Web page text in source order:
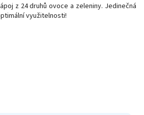
z 24 druhů ovoce a zeleniny. Jedinečná
využitelnosti!